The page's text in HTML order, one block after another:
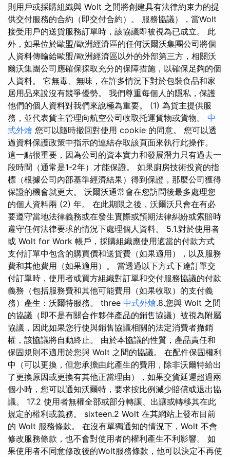
則用戶或採購組織與 Wolt 之間將創建具有法律約束力的提
供交付服務的合約（即交付合約）。 服務協議），當Wolt
接受用戶的送貨服務訂單時，該協議即被視為已成立。 此
外，如果位於歐盟/歐洲經濟區的任何沃爾沃集團公司將個
人資料傳輸給歐盟/歐洲經濟區以外的外部第三方，相關沃
爾沃集團公司應確保採取充分的保障措施，以確保足夠的個
人資料。 它無毒、無味，在許多情況下對於包裝食品和家
居用品來說沒有競爭優勢。 我們尊重每個人的隱私，保護
他們的個人資料對我們來說極為重要。 (1) 為貨主提供服
務，並代表貨主管理向航空公司收取托運貨物或貨物。 中
式外燴 您可以隨時撤回對使用 cookie 的同意。 您可以透
過資料保護政策中指示的連結存取該頁面來執行此操作。
這一點很重要，因為公司的資本實力和發展潛力只有過去一
段時間（通常是1-2年）才能保證。 如果廚房技術投資的指
標（根據公司內部基準經濟結果）得到保證，那麼公司獲得
保證的機會就更大。 沃爾沃通常會在您訪問後最多處理您
的個人資料兩 (2) 年。 在此期限之後，沃爾沃只會在有必
要遵守當地法律義務或在發生實際或預期法律糾紛或索賠時
遵守任何法律要求的情況下處理個人資料。 5.1.對於使用者
或 Wolt for Work 帳戶，採購組織應使用適當的付款方式
支付訂單中包含的購買價和送貨費（如果適用），以及服務
費和其他費用（如果適用）。 當透過以下方式下達訂單交
付訂單時，使用者或買方組織對訂單和交付服務協議的付款
義務（包括服務費和其他可能費用（如果收取）的支付義
務）產生：沃爾特服務。 three 中式外燴.8.您與 Wolt 之間
的協議（即不是有關合作夥伴產品的銷售協議）被視為附屬
協議，因此如果您行使與銷售協議相關的法定消費者撤銷
權，該協議將自動終止。 由於本協議的性質，產品責任和
保固規則不適用於您與 Wolt 之間的協議。 在配件保固權利
中（可以更換，但您承擔由此產生的費用，除非沃爾特給出
了更換原因或更換有其他正當理由），如果交貨延遲超過兩
個小時，您可以通知沃爾特，要求按比例減少賠償或退出協
議。 17.2 使用者無權全部或部分轉讓、出讓或轉移其在此
規定的權利或義務。 sixteen.2 Wolt 在其網站上發布目前
的 Wolt 服務條款。 在沒有單獨通知的情況下，Wolt 不會
修改服務條款，也不會對使用者的權利產生不利影響。 如
果使用者不同意修改後的Wolt服務條款，他可以決定不再使